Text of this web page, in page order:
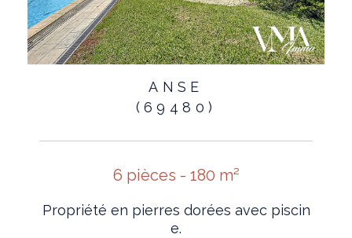
ANSE
(69480)
6 pièces - 180 m²
Propriété en pierres dorées avec piscin
e.